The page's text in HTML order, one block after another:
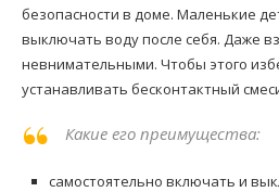
безопасности в доме. Маленькие
выключать воду после себя. Даже
невнимательными. Чтобы этого
устанавливать бесконтактный
Какие его преимущества:
самостоятельно включать и